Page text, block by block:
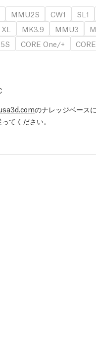
MMU2S CW1 SL1
XL MK3.9 MMU3
CORE One/+
のナレッジベース
てください。